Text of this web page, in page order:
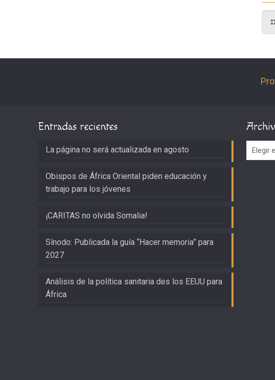
Entradas recientes
La página no será actualizada en agosto
Obispos de África Oriental piden educación y
trabajo para los jóvenes
¡CARITAS no olvida Somalia!
Sínodo: Publicada la guía “Hacer memoria” para
2027
Análisis de la política sanitaria des los EEUU para
África